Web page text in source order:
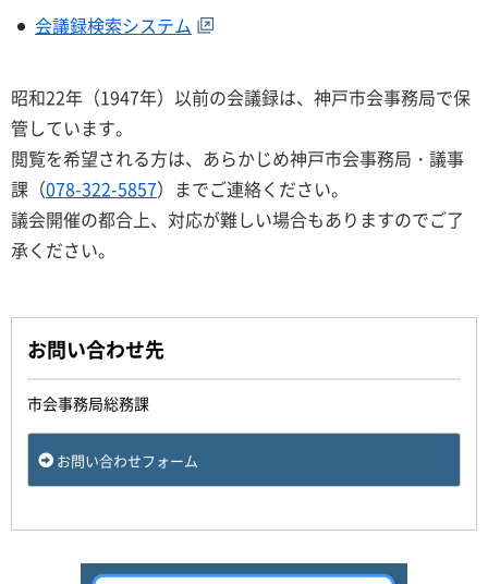
会議録検索システム
昭和22年（1947年）以前の会議録は、神戸市会事務局で保
管しています。
閲覧を希望される方は、あらかじめ神戸市会事務局・議事
課（078-322-5857）までご連絡ください。
議会開催の都合上、対応が難しい場合もありますのでご了
承ください。
お問い合わせ先
市会事務局総務課
お問い合わせフォーム